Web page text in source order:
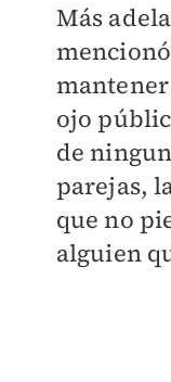
Más
ojo
de
parejas,
que no
alguien